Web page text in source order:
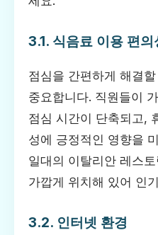
3.1. 식음료 이용 편의
점심을 간편하게 해결
중요합니다. 직원들이
점심 시간이 단축되고,
성에 긍정적인 영향을
일대의 이탈리안 레스
가깝게 위치해 있어 인
3.2. 인터넷 환경